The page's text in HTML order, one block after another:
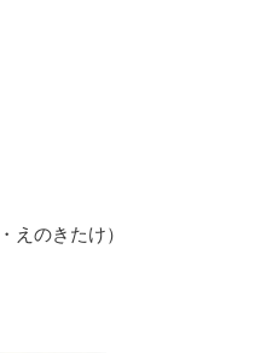
えのきたけ）